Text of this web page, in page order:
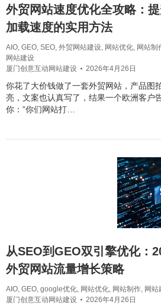
外贸网站速度优化全攻略：
加载速度的实用方法
AIO, GEO, SEO, 外贸网站建设, 网站优化, 网站制
网站建设
厦门创意互动网站建设
2026年4月26日
你花了大价钱做了一套外贸网站，产品图
亮，文案也认真写了，结果一个欧洲客户
你：”你们网站打…
从SEO到GEO双引擎优化：
外贸网站流量增长策略
AIO, GEO, google优化, 网站优化, 网站制作, 网站
厦门创意互动网站建设
2026年4月26日